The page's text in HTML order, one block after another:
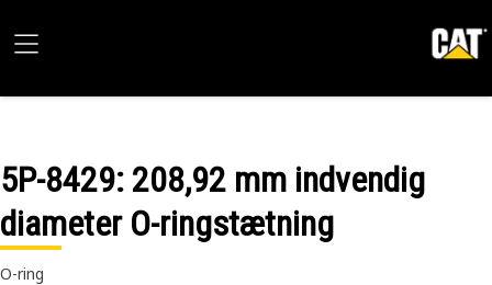
5P-8429: 208,92 mm indvendig
diameter O-ringstætning
O-ring